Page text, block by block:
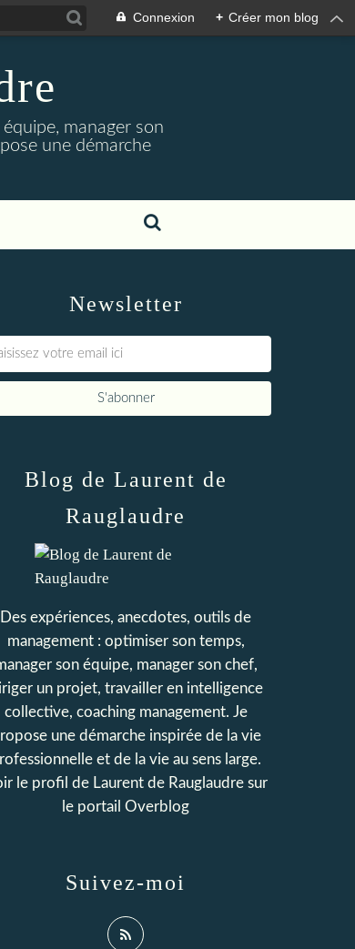
Connexion + Créer mon blog
manager son
une démarche
Newsletter
Blog de Laurent de
Rauglaudre
Des expériences, anecdotes, outils de
management : optimiser son temps,
son équipe, manager son chef,
un projet, travailler en intelligence
collective, coaching management. Je
une démarche inspirée de la vie
et de la vie au sens large.
le profil de Laurent de Rauglaudresur
le portail Overblog
Suivez-moi